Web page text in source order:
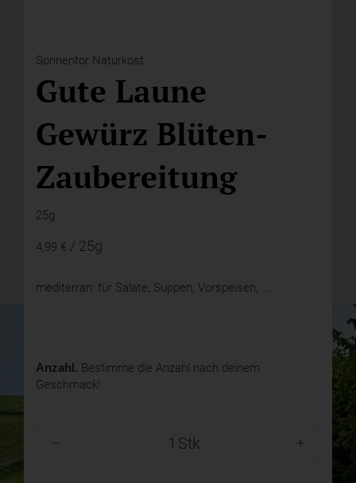
Sonnentor Naturkost
Gute Laune
Gewürz Blüten-
Zaubereitung
25g
4,99 € / 25g
mediterran: für Salate, Suppen, Vorspeisen, ...
Anzahl. Bestimme die Anzahl nach deinem
Geschmack!
Stk